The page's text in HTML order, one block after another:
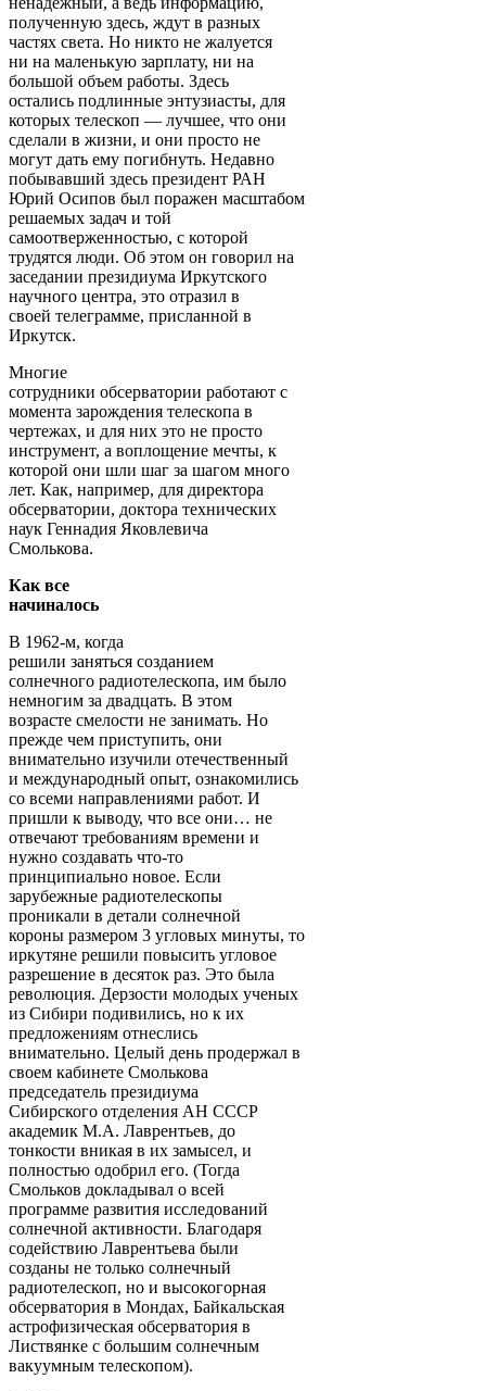
полученную здесь, ждут в разных
частях света. Но никто не жалуется
ни на маленькую зарплату, ни на
большой объем работы. Здесь
остались подлинные энтузиасты, для
которых телескоп — лучшее, что они
сделали в жизни, и они просто не
могут дать ему погибнуть. Недавно
побывавший здесь президент РАН
Юрий Осипов был поражен масштабом
решаемых задач и той
самоотверженностью, с которой
трудятся люди. Об этом он говорил на
заседании президиума Иркутского
научного центра, это отразил в
своей телеграмме, присланной в
Иркутск.
Многие
сотрудники обсерватории работают с
момента зарождения телескопа в
чертежах, и для них это не просто
инструмент, а воплощение мечты, к
которой они шли шаг за шагом много
лет. Как, например, для директора
обсерватории, доктора технических
наук Геннадия Яковлевича
Смолькова.
Как все
начиналось
В 1962-м, когда
решили заняться созданием
солнечного радиотелескопа, им было
немногим за двадцать. В этом
возрасте смелости не занимать. Но
прежде чем приступить, они
внимательно изучили отечественный
и международный опыт, ознакомились
со всеми направлениями работ. И
пришли к выводу, что все они… не
отвечают требованиям времени и
нужно создавать что-то
принципиально новое. Если
зарубежные радиотелескопы
проникали в детали солнечной
короны размером 3 угловых минуты, то
иркутяне решили повысить угловое
разрешение в десяток раз. Это была
революция. Дерзости молодых ученых
из Сибири подивились, но к их
предложениям отнеслись
внимательно. Целый день продержал в
своем кабинете Смолькова
председатель президиума
Сибирского отделения АН СССР
академик М.А. Лаврентьев, до
тонкости вникая в их замысел, и
полностью одобрил его. (Тогда
Смольков докладывал о всей
программе развития исследований
солнечной активности. Благодаря
содействию Лаврентьева были
созданы не только солнечный
радиотелескоп, но и высокогорная
обсерватория в Мондах, Байкальская
астрофизическая обсерватория в
Листвянке с большим солнечным
вакуумным телескопом).